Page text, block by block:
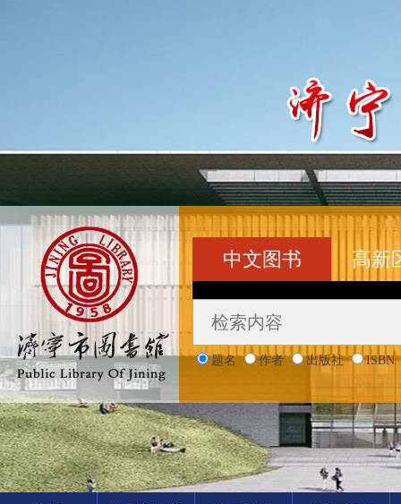
中文图书
题名 作者 出版社 ISBN
高新